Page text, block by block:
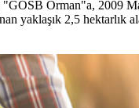
Orman"a, 2009
yaklaşık 2,5 hektarlık